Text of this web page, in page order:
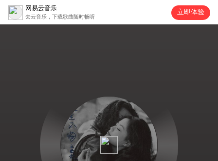
网易云音乐
去云音乐，下载歌曲随时畅听
立即体验